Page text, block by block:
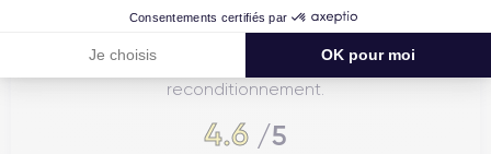
Consentements certifiés par
Je choisis OK pour moi
Avec4.6/5
Certideal est en tête des sites de
reconditionnement.
4.6 /5